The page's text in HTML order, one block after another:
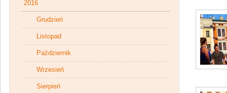
2016
Grudzień
Listopad
Październik
Wrzesień
Sierpień